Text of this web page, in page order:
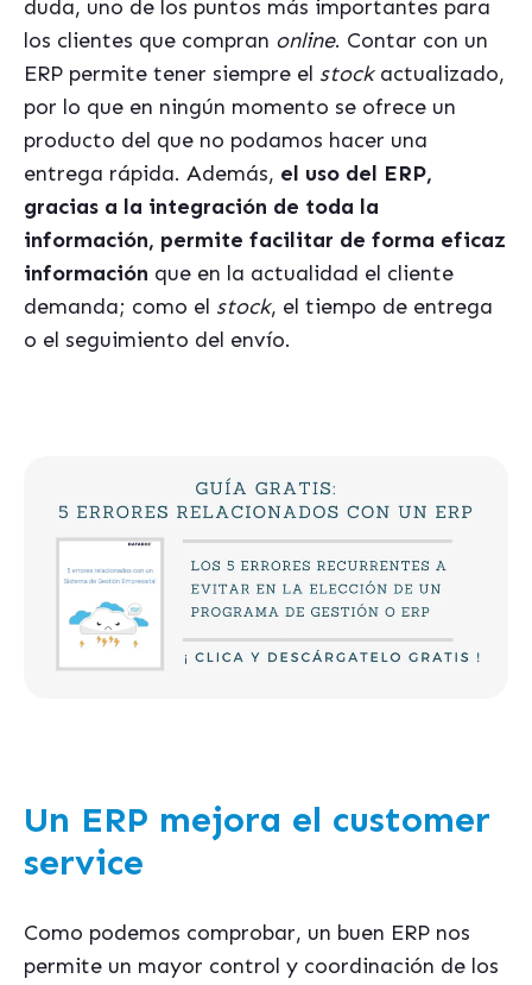
duda, uno de los puntos más importantes para
los clientes que compran online. Contar con un
ERP permite tener siempre el stockactualizado,
por lo que en ningún momento se ofrece un
producto del que no podamos hacer una
entrega rápida. Además, el uso del ERP,
gracias a la integración de toda la
información, permite facilitar de forma eficaz
información que en la actualidad el cliente
demanda; como el stock, el tiempo de entrega
o el seguimiento del envío.
Un ERP mejora el customer
service
Como podemos comprobar, un buen ERP nos
permite un mayor control y coordinación de los